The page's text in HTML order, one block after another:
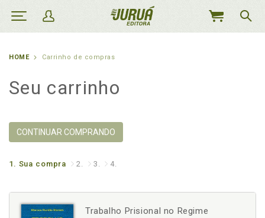
MEU
HOME Carrinho de compras
Seu carrinho
CONTINUAR COMPRANDO
1. Sua compra 2. 3. 4.
Trabalho Prisional no Regime